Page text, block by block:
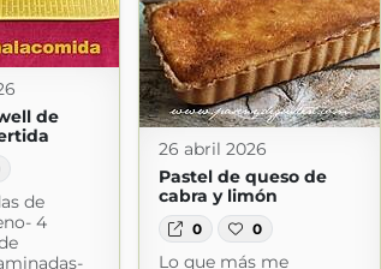
de
de
4
26 abril 2026
Pastel de queso de
cabra y limón
0 0
Lo que más me